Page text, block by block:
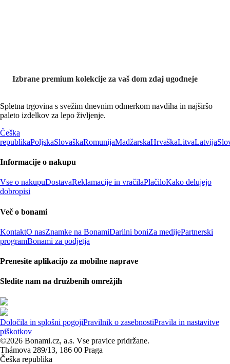
Izbrane premium kolekcije za vaš dom zdaj ugodneje
Spletna trgovina s svežim dnevnim odmerkom navdiha in najširšo
paleto izdelkov za lepo življenje.
Češka
republikaPoljskaSlovaškaRomunijaMadžarskaHrvaškaLitvaLatvija
Informacije o nakupu
Vse o nakupuDostavaReklamacije in vračilaPlačiloKako delujejo
dobropisi
Več o bonami
KontaktO nasZnamke na BonamiDarilni boniZa medijePartnerski
programBonami za podjetja
Prenesite aplikacijo za mobilne naprave
Sledite nam na družbenih omrežjih
Določila in splošni pogojiPravilnik o zasebnostiPravila in nastavitve
piškotkov
©2026 Bonami.cz, a.s. Vse pravice pridržane.
Thámova 289/13, 186 00 Praga
Češka republika